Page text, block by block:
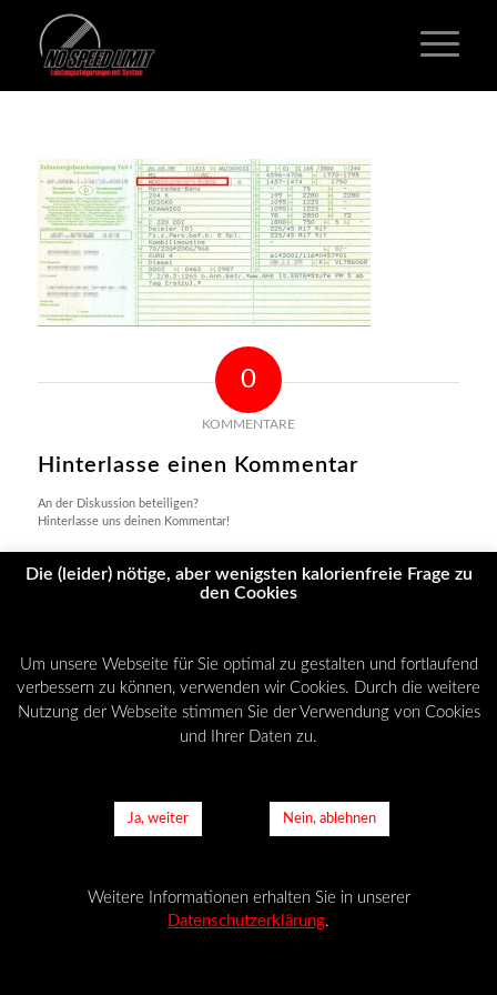
0
KOMMENTARE
Hinterlasse einen Kommentar
An der Diskussion beteiligen?
Hinterlasse uns deinen Kommentar!
Du musst angemeldet sein, um einen Kommentar abzugeben.
© Copyright - NO-SPEED-LIMIT -
Enfold Theme by Kriesi
AGB
Datenschutzerklärung Cookies Impressum
Die (leider) nötige, aber wenigsten kalorienfreie Frage zu
den Cookies
Um unsere Webseite für Sie optimal zu gestalten und fortlaufend
verbessern zu können, verwenden wir Cookies. Durch die weitere
Nutzung der Webseite stimmen Sie der Verwendung von Cookies
und Ihrer Daten zu.
Ja, weiter Nein, ablehnen
Weitere Informationen erhalten Sie in unserer
Datenschutzerklärung.